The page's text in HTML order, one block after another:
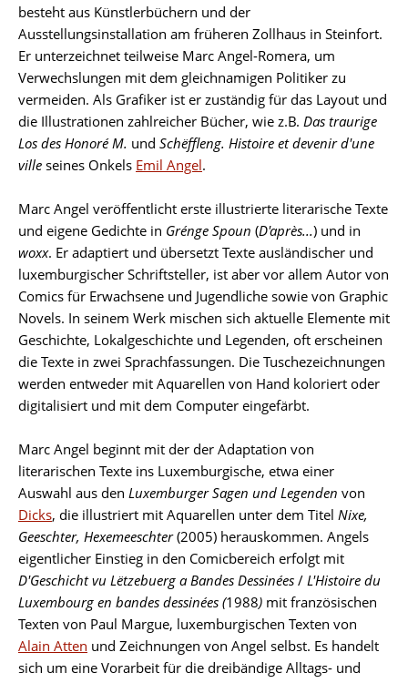
besteht aus Künstlerbüchern und der
Ausstellungsinstallation am früheren Zollhaus in Steinfort.
Er unterzeichnet teilweise Marc Angel-Romera, um
Verwechslungen mit dem gleichnamigen Politiker zu
vermeiden. Als Grafiker ist er zuständig für das Layout und
die Illustrationen zahlreicher Bücher, wie z.B. Das traurige
Los des Honoré M. und Schëffleng. Histoire et devenir d'une
ville seines Onkels Emil Angel.
Marc Angel veröffentlicht erste illustrierte literarische Texte
und eigene Gedichte in Grénge Spoun (D'après...) und in
woxx. Er adaptiert und übersetzt Texte ausländischer und
luxemburgischer Schriftsteller, ist aber vor allem Autor von
Comics für Erwachsene und Jugendliche sowie von Graphic
Novels. In seinem Werk mischen sich aktuelle Elemente mit
Geschichte, Lokalgeschichte und Legenden, oft erscheinen
die Texte in zwei Sprachfassungen. Die Tuschezeichnungen
werden entweder mit Aquarellen von Hand koloriert oder
digitalisiert und mit dem Computer eingefärbt.
Marc Angel beginnt mit der der Adaptation von
literarischen Texte ins Luxemburgische, etwa einer
Auswahl aus den Luxemburger Sagen und Legenden von
Dicks, die illustriert mit Aquarellen unter dem Titel Nixe,
Geeschter, Hexemeeschter(2005) herauskommen. Angels
eigentlicher Einstieg in den Comicbereich erfolgt mit
D'Geschicht vu Lëtzebuerg a Bandes Dessinées / L'Histoire du
Luxembourg en bandes dessinées (1988) mit französischen
Texten von Paul Margue, luxemburgischen Texten von
Alain Atten und Zeichnungen von Angel selbst. Es handelt
sich um eine Vorarbeit für die dreibändige Alltags- und